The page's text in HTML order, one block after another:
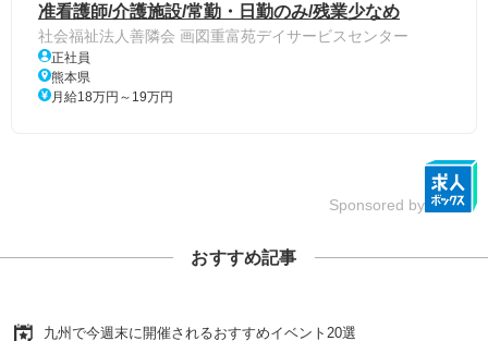
准看護師/介護施設/常勤・日勤のみ/残業少なめ
社会福祉法人善隣会 画図重富苑デイサービスセンター
正社員
熊本県
月給18万円～19万円
Sponsored by
おすすめ記事
九州で今週末に開催されるおすすめイベント20選